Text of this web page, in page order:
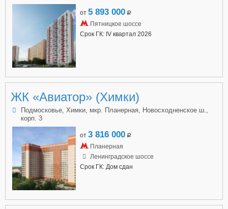
от 5 893 000 a
Пятницкое шоссе
Срок ГК: IV квартал 2026
ЖК «Авиатор» (Химки)
Подмосковье, Химки, мкр. Планерная, Новосходненское ш.,
корп. 3
от 3 816 000 a
Планерная
Ленинградское шоссе
Срок ГК: Дом сдан